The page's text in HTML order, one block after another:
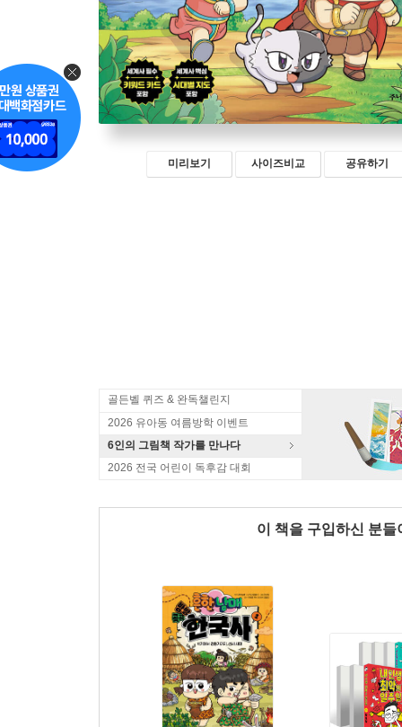
미리보기 사이즈비교 공유하기
골든벨 퀴즈 & 완독챌린지
2026 유아동 여름방학 이벤트
6인의 그림책 작가를 만나다
2026 전국 어린이 독후감 대회
이 책을 구입하신 분